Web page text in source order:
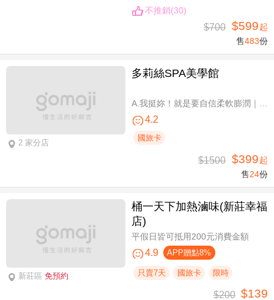
不推銷(30)
$700 $599起
售483份
2 家分店
多莉絲SPA美學館
4.2
國旅卡
$1500 $399起
售24份
新莊區 免預約
桶一天下加熱滷味(新莊幸福
店)
平假日皆可抵用200元消費金額
4.9 APP贈點8%
只賣7天 國旅卡 限時
$200 $139